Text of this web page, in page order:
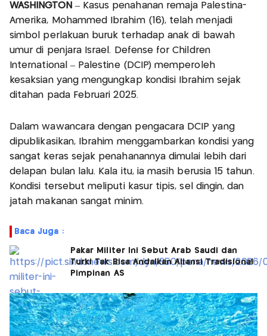
WASHINGTON – Kasus penahanan remaja Palestina-
Amerika, Mohammed Ibrahim (16), telah menjadi
simbol perlakuan buruk terhadap anak di bawah
umur di penjara Israel. Defense for Children
International – Palestine (DCIP) memperoleh
kesaksian yang mengungkap kondisi Ibrahim sejak
ditahan pada Februari 2025.
Dalam wawancara dengan pengacara DCIP yang
dipublikasikan, Ibrahim menggambarkan kondisi yang
sangat keras sejak penahanannya dimulai lebih dari
delapan bulan lalu. Kala itu, ia masih berusia 15 tahun.
Kondisi tersebut meliputi kasur tipis, sel dingin, dan
jatah makanan sangat minim.
Baca Juga :
Pakar Militer Ini Sebut Arab Saudi dan
Turki Tak Bisa Andalkan Aliansi Tradisional
Pimpinan AS